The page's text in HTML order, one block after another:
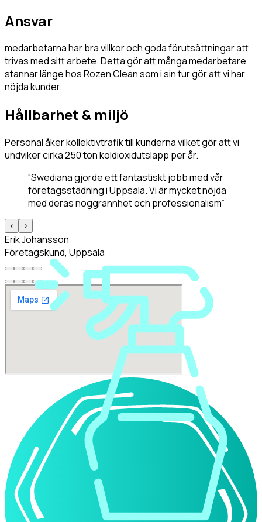
Ansvar
medarbetarna har bra villkor och goda förutsättningar att
trivas med sitt arbete. Detta gör att många medarbetare
stannar länge hos Rozen Clean som i sin tur gör att vi har
nöjda kunder.
Hållbarhet & miljö
Personal åker kollektivtrafik till kunderna vilket gör att vi
undviker cirka 250 ton koldioxidutsläpp per år.
“Swediana gjorde ett fantastiskt jobb med vår
företagsstädning i Uppsala. Vi är mycket nöjda
med deras noggrannhet och professionalism”
< >
Erik Johansson
Företagskund, Uppsala